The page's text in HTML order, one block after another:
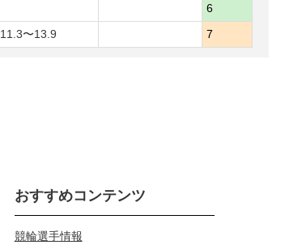
6
11.3〜13.9 7
おすすめコンテンツ
競輪選手情報